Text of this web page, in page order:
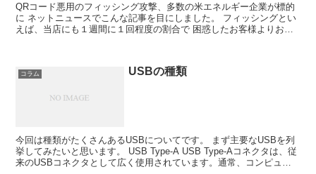
QRコード悪用のフィッシング攻撃、多数の米エネルギー企業が標的
に ネットニュースでこんな記事を目にしました。 フィッシングとい
えば、当店にも１週間に１回程度の割合で 困惑したお客様よりお電
コラム USBの種類
今回は種類がたくさんあるUSBについてです。 まず主要なUSBを列
挙してみたいと思います。 USB Type-A USB Type-Aコネクタは、従
来のUSBコネクタとして広く使用されています。通常、コンピュー